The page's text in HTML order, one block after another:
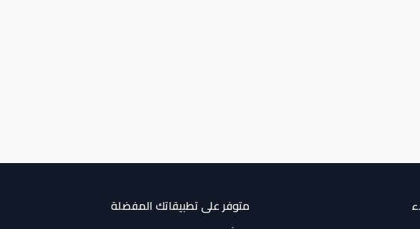
متوفر على تطبيقاتك المفضلة